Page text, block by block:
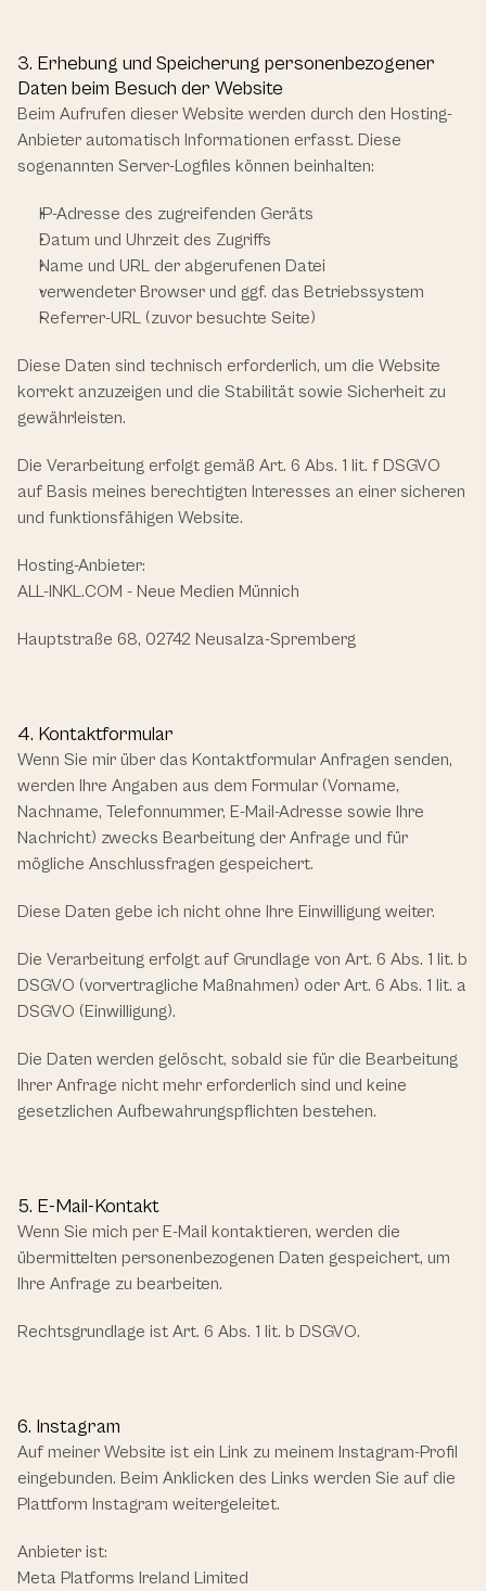
3. Erhebung und Speicherung personenbezogener
Daten beim Besuch der Website
Beim Aufrufen dieser Website werden durch den Hosting-
Anbieter automatisch Informationen erfasst. Diese
sogenannten Server-Logfiles können beinhalten:
IP-Adresse des zugreifenden Geräts
Datum und Uhrzeit des Zugriffs
Name und URL der abgerufenen Datei
verwendeter Browser und ggf. das Betriebssystem
Referrer-URL (zuvor besuchte Seite)
Diese Daten sind technisch erforderlich, um die Website
korrekt anzuzeigen und die Stabilität sowie Sicherheit zu
gewährleisten.
Die Verarbeitung erfolgt gemäß Art. 6 Abs. 1 lit. f DSGVO
auf Basis meines berechtigten Interesses an einer sicheren
und funktionsfähigen Website.
Hosting-Anbieter:
ALL-INKL.COM - Neue Medien Münnich
Hauptstraße 68, 02742 Neusalza-Spremberg
4. Kontaktformular
Wenn Sie mir über das Kontaktformular Anfragen senden,
werden Ihre Angaben aus dem Formular (Vorname,
Nachname, Telefonnummer, E-Mail-Adresse sowie Ihre
Nachricht) zwecks Bearbeitung der Anfrage und für
mögliche Anschlussfragen gespeichert.
Diese Daten gebe ich nicht ohne Ihre Einwilligung weiter.
Die Verarbeitung erfolgt auf Grundlage von Art. 6 Abs. 1 lit. b
DSGVO (vorvertragliche Maßnahmen) oder Art. 6 Abs. 1 lit. a
DSGVO (Einwilligung).
Die Daten werden gelöscht, sobald sie für die Bearbeitung
Ihrer Anfrage nicht mehr erforderlich sind und keine
gesetzlichen Aufbewahrungspflichten bestehen.
5. E-Mail-Kontakt
Wenn Sie mich per E-Mail kontaktieren, werden die
übermittelten personenbezogenen Daten gespeichert, um
Ihre Anfrage zu bearbeiten.
Rechtsgrundlage ist Art. 6 Abs. 1 lit. b DSGVO.
6. Instagram
Auf meiner Website ist ein Link zu meinem Instagram-Profil
eingebunden. Beim Anklicken des Links werden Sie auf die
Plattform Instagram weitergeleitet.
Anbieter ist:
Meta Platforms Ireland Limited